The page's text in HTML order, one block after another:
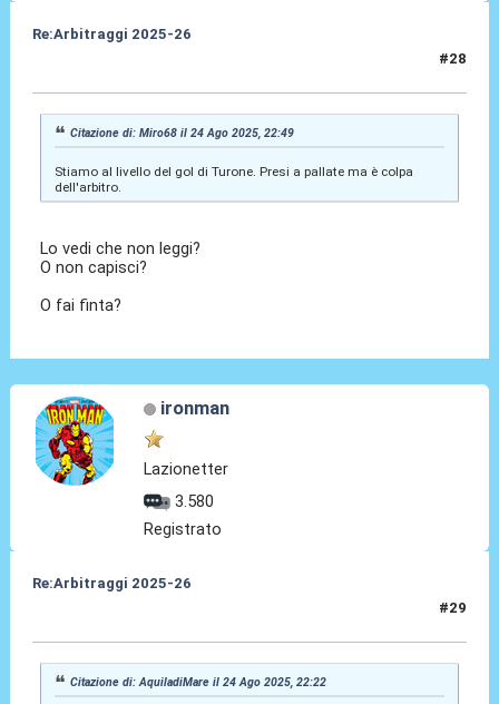
Re:Arbitraggi 2025-26
#28
Citazione di: Miro68 il 24 Ago 2025, 22:49
Stiamo al livello del gol di Turone. Presi a pallate ma è colpa
dell'arbitro.
Lo vedi che non leggi?
O non capisci?
O fai finta?
ironman
Lazionetter
3.580
Registrato
Re:Arbitraggi 2025-26
#29
Citazione di: AquiladiMare il 24 Ago 2025, 22:22